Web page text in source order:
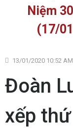
Niệm
(17/
13/01/2020 10:52 AM
Đoàn
xếp